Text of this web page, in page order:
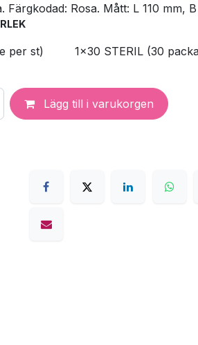
Färgkodad: Rosa. Mått: L 110 mm,
per st) 1x30 STERIL (30
Lägg till i varukorgen